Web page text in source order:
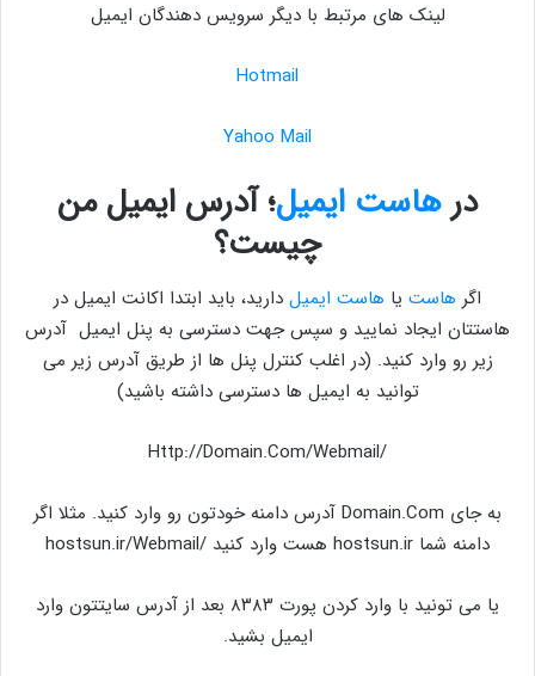
لینک های مرتبط با دیگر سرویس دهندگان ایمیل
Hotmail
Yahoo Mail
درهاست ایمیل؛ آدرس ایمیل من
چیست؟
اگر هاست یا هاست ایمیل دارید، باید ابتدا اکانت ایمیل در
هاستتان ایجاد نمایید و سپس جهت دسترسی به پنل ایمیل آدرس
زیر رو وارد کنید. (در اغلب کنترل پنل ها از طریق آدرس زیر می
توانید به ایمیل ها دسترسی داشته باشید)
/Http://Domain.Com/Webmail
به جای Domain.Com آدرس دامنه خودتون رو وارد کنید. مثلا اگر
دامنه شما hostsun.ir هست وارد کنید /hostsun.ir/Webmail
یا می تونید با وارد کردن پورت ۸۳۸۳ بعد از آدرس سایتتون وارد
ایمیل بشید.